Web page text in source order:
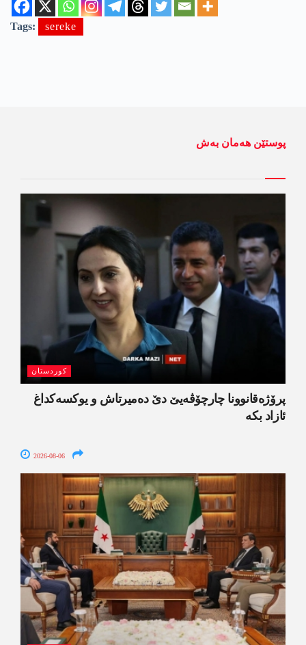
Tags: sereke
پوستێن ھەمان بەش
کوردستان
پرۆژەقانوونا چارچۆڤەیێ دێ دەمیرتاش و یوکسەکداغ
ئازاد بکە
2026-08-06